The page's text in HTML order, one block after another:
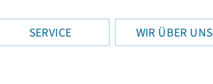
SERVICE WIR ÜBER UNS